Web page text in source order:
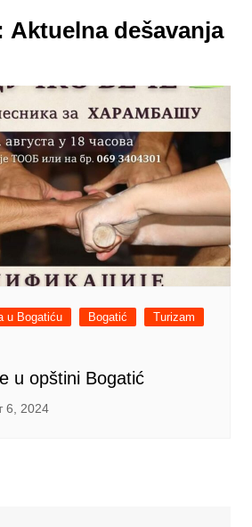
Aktuelna dešavanja
u Bogatiću Bogatić
Turizam
u opštini Bogatić
6, 2024